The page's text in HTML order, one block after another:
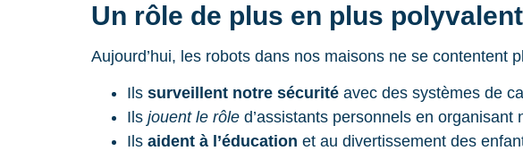
Un rôle de plus en plus polyvalent
Aujourd’hui, les robots dans nos maisons ne se contentent
Ils surveillent notre sécurité avec des systèmes de
Ils jouent le rôle d’assistants personnels en organisant
Ils aident à l’éducation et au divertissement des